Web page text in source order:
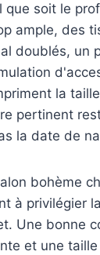
soit le
ample, des
doublés, un
la
pertinent
la date de
bohème
à privilégier
Une bonne
et une